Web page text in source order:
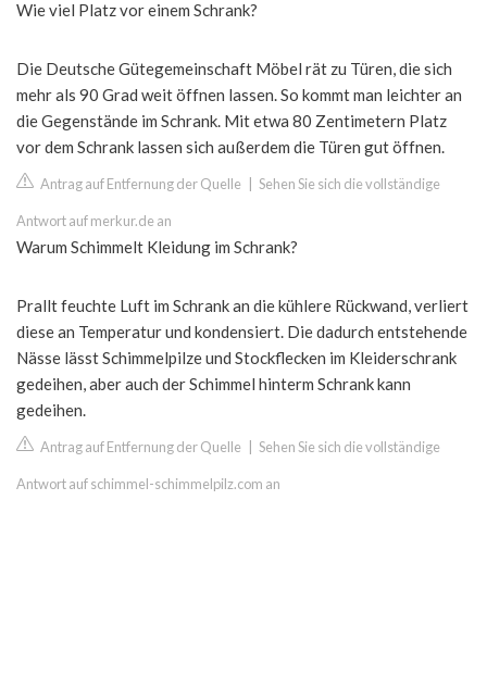
Wie viel Platz vor einem Schrank?
Die Deutsche Gütegemeinschaft Möbel rät zu Türen, die sich
mehr als 90 Grad weit öffnen lassen. So kommt man leichter an
die Gegenstände im Schrank. Mit etwa 80 Zentimetern Platz
vor dem Schrank lassen sich außerdem die Türen gut öffnen.
Antrag auf Entfernung der Quelle Sehen Sie sich die vollständige
Antwort auf merkur.de an
Warum Schimmelt Kleidung im Schrank?
Prallt feuchte Luft im Schrank an die kühlere Rückwand, verliert
diese an Temperatur und kondensiert. Die dadurch entstehende
Nässe lässt Schimmelpilze und Stockflecken im Kleiderschrank
gedeihen, aber auch der Schimmel hinterm Schrank kann
gedeihen.
Antrag auf Entfernung der Quelle Sehen Sie sich die vollständige
Antwort auf schimmel-schimmelpilz.com an